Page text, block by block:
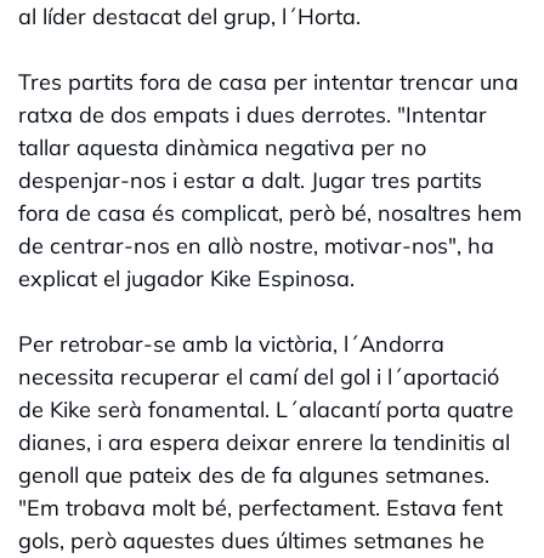
al líder destacat del grup, l´Horta.
Tres partits fora de casa per intentar trencar una
ratxa de dos empats i dues derrotes. "Intentar
tallar aquesta dinàmica negativa per no
despenjar-nos i estar a dalt. Jugar tres partits
fora de casa és complicat, però bé, nosaltres hem
de centrar-nos en allò nostre, motivar-nos", ha
explicat el jugador Kike Espinosa.
Per retrobar-se amb la victòria, l´Andorra
necessita recuperar el camí del gol i l´aportació
de Kike serà fonamental. L´alacantí porta quatre
dianes, i ara espera deixar enrere la tendinitis al
genoll que pateix des de fa algunes setmanes.
"Em trobava molt bé, perfectament. Estava fent
gols, però aquestes dues últimes setmanes he